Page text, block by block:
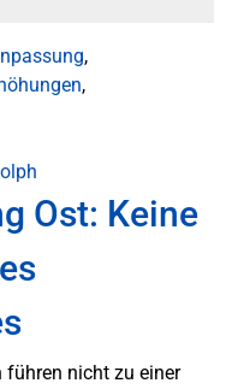
,
,
Ost: Keine
führen nicht zu einer